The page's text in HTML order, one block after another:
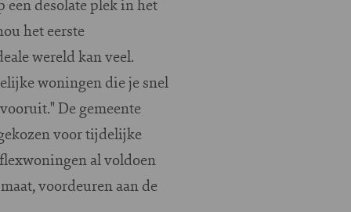
het eerste
wereld kan veel.
woningen die je snel
De gemeente
voor tijdelijke
al voldoen
voordeuren aan de